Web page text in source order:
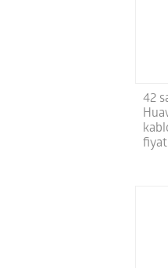
42
fiyat